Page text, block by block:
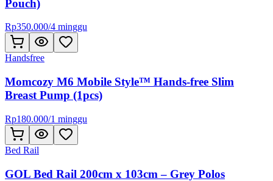
Pouch)
Rp350.000/4 minggu
Handsfree
Momcozy M6 Mobile Style™ Hands-free Slim
Breast Pump (1pcs)
Rp180.000/1 minggu
Bed Rail
GOL Bed Rail 200cm x 103cm – Grey Polos